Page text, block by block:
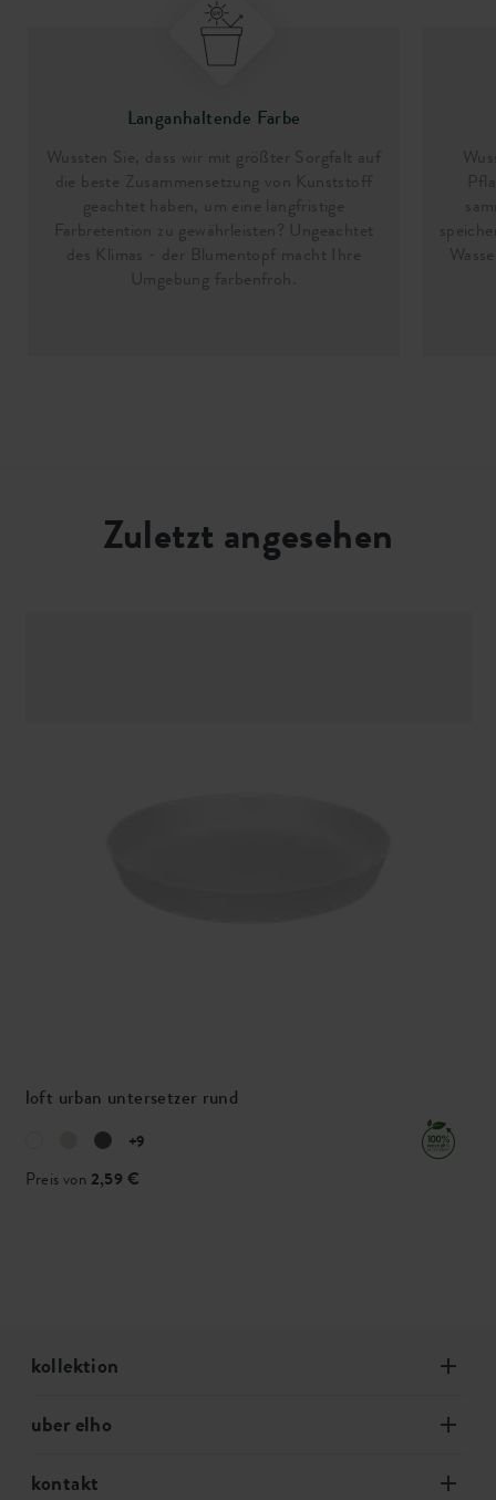
Langanhaltende Farbe
Wussten Sie, dass wir mit größter Sorgfalt auf
die beste Zusammensetzung von Kunststoff
geachtet haben, um eine langfristige
Farbretention zu gewährleisten? Ungeachtet
des Klimas - der Blumentopf macht Ihre
Umgebung farbenfroh.
Zuletzt angesehen
loft urban untersetzer rund
+9
Preis von 2,59 €
kollektion
uber elho
kontakt